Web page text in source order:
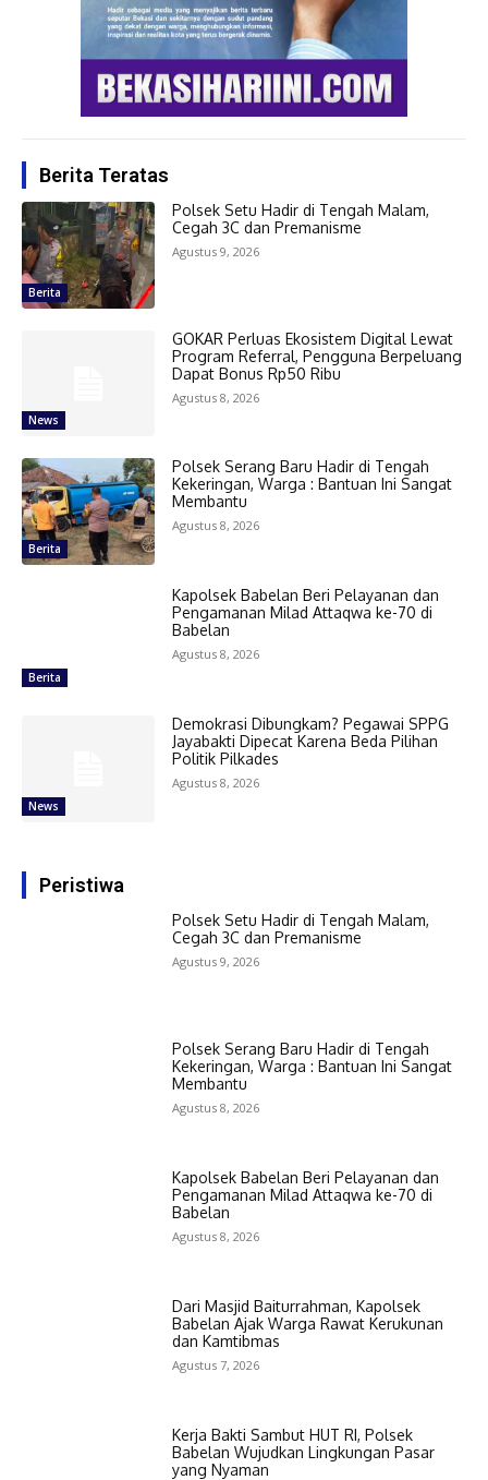
Berita Teratas
Berita
Polsek Setu Hadir di Tengah Malam,
Cegah 3C dan Premanisme
Agustus 9, 2026
News
GOKAR Perluas Ekosistem Digital Lewat
Program Referral, Pengguna Berpeluang
Dapat Bonus Rp50 Ribu
Agustus 8, 2026
Berita
Polsek Serang Baru Hadir di Tengah
Kekeringan, Warga : Bantuan Ini Sangat
Membantu
Agustus 8, 2026
Berita
Kapolsek Babelan Beri Pelayanan dan
Pengamanan Milad Attaqwa ke-70 di
Babelan
Agustus 8, 2026
News
Demokrasi Dibungkam? Pegawai SPPG
Jayabakti Dipecat Karena Beda Pilihan
Politik Pilkades
Agustus 8, 2026
Peristiwa
Polsek Setu Hadir di Tengah Malam,
Cegah 3C dan Premanisme
Agustus 9, 2026
Polsek Serang Baru Hadir di Tengah
Kekeringan, Warga : Bantuan Ini Sangat
Membantu
Agustus 8, 2026
Kapolsek Babelan Beri Pelayanan dan
Pengamanan Milad Attaqwa ke-70 di
Babelan
Agustus 8, 2026
Dari Masjid Baiturrahman, Kapolsek
Babelan Ajak Warga Rawat Kerukunan
dan Kamtibmas
Agustus 7, 2026
Kerja Bakti Sambut HUT RI, Polsek
Babelan Wujudkan Lingkungan Pasar
yang Nyaman